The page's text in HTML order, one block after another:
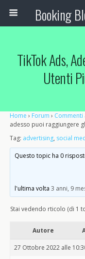
TikTok Ads,
Utenti
Home › Forum ›
adesso puoi raggiungere
Tag: advertising, social
Questo topic ha 0
l'ultima volta3 anni, 9
Stai vedendo rticolo (di 1
Autore
27 Ottobre 2022 alle